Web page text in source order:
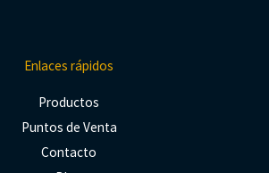
Enlaces rápidos
Productos
Puntos de Venta
Contacto